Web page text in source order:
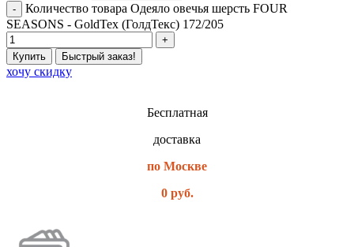
Количество товара Одеяло овечья шерсть FOUR
SEASONS - GoldTex (ГолдТекс) 172/205
Купить Быстрый заказ!
хочу скидку
Бесплатная
доставка
по Москве
0 руб.